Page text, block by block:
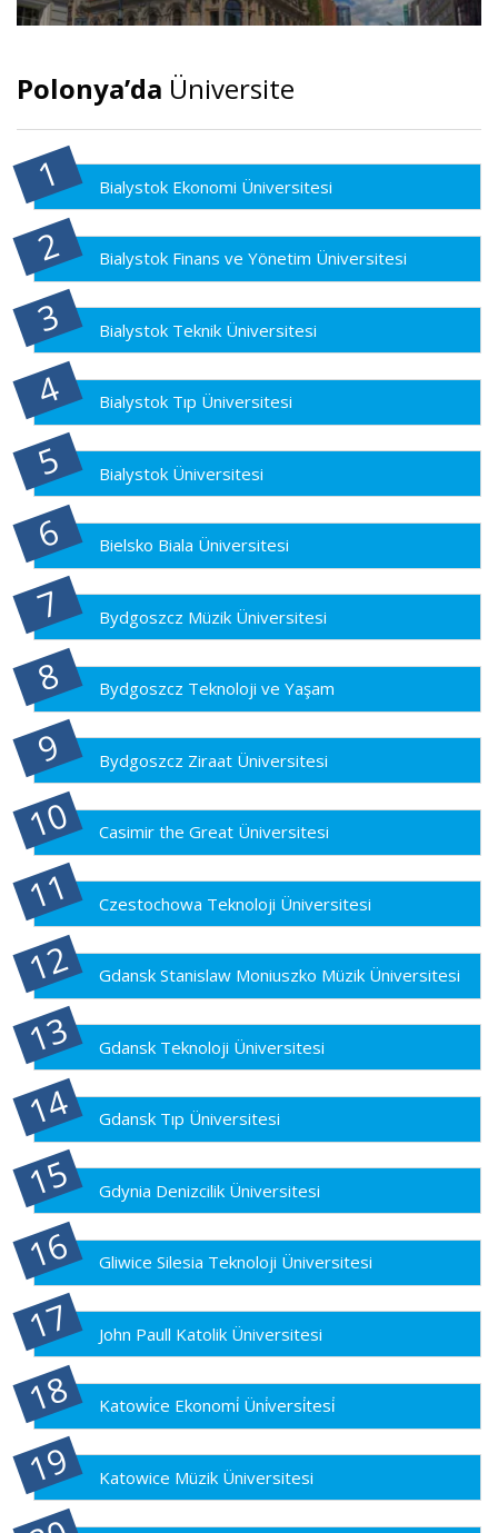
Polonya’da Üniversite
Bialystok Ekonomi Üniversitesi
Bialystok Finans ve Yönetim Üniversitesi
Bialystok Teknik Üniversitesi
Bialystok Tıp Üniversitesi
Bialystok Üniversitesi
Bielsko Biala Üniversitesi
Bydgoszcz Müzik Üniversitesi
Bydgoszcz Teknoloji ve Yaşam
Bydgoszcz Ziraat Üniversitesi
Casimir the Great Üniversitesi
Czestochowa Teknoloji Üniversitesi
Gdansk Stanislaw Moniuszko Müzik Üniversitesi
Gdansk Teknoloji Üniversitesi
Gdansk Tıp Üniversitesi
Gdynia Denizcilik Üniversitesi
Gliwice Silesia Teknoloji Üniversitesi
John Paull Katolik Üniversitesi
Katowi̇ce Ekonomi̇ Üni̇versi̇tesi̇
Katowice Müzik Üniversitesi